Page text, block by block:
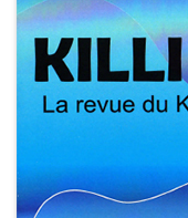
25-27 sep 2026 KCF
APK
22 août 2026